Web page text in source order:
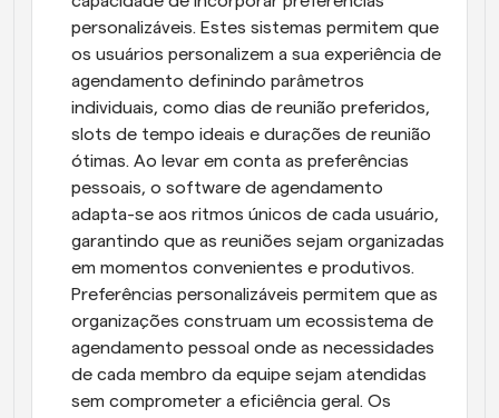
personalizáveis. Estes sistemas permitem que
os usuários personalizem a sua experiência de
agendamento definindo parâmetros
individuais, como dias de reunião preferidos,
slots de tempo ideais e durações de reunião
ótimas. Ao levar em conta as preferências
pessoais, o software de agendamento
adapta-se aos ritmos únicos de cada usuário,
garantindo que as reuniões sejam organizadas
em momentos convenientes e produtivos.
Preferências personalizáveis permitem que as
organizações construam um ecossistema de
agendamento pessoal onde as necessidades
de cada membro da equipe sejam atendidas
sem comprometer a eficiência geral. Os